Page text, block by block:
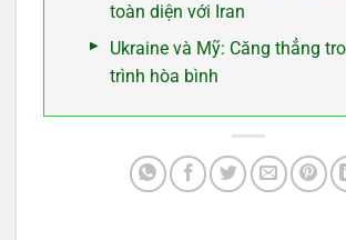
toàn diện với Iran
Ukraine và Mỹ: Căng thẳng
trình hòa bình